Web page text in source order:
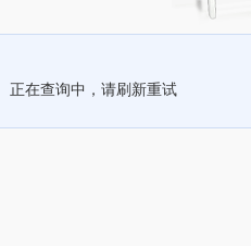
正在查询中，请刷新重试